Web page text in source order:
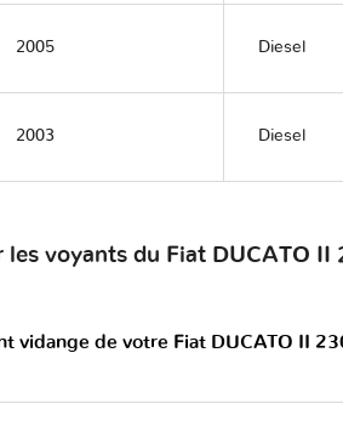
2005 Diesel
2003 Diesel
les voyants du Fiat DUCATO
vidange de votre Fiat DUCATO II